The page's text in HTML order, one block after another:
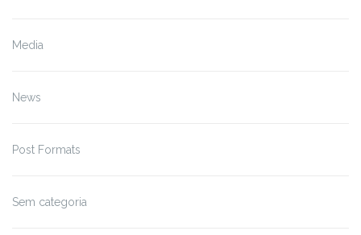
Media
News
Post Formats
Sem categoria